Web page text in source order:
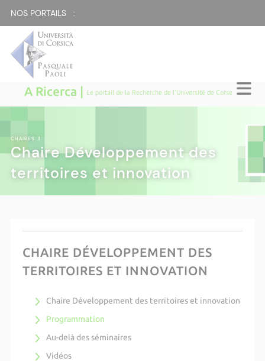
NOS PORTAILS :
A Ricerca | Le portail de la Recherche de l'Université de Corse
CHAIRES |
Chaire Développement des
territoires et innovation
CHAIRE DÉVELOPPEMENT DES
TERRITOIRES ET INNOVATION
Chaire Développement des territoires et innovation
Programmation
Au-delà des séminaires
Vidéos